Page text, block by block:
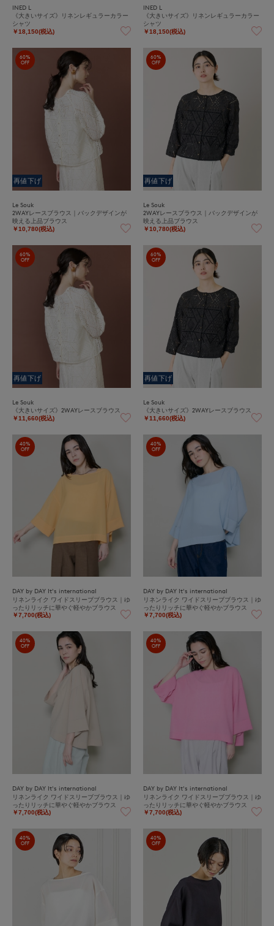
INED L
《大きいサイズ》リネンレギュラーカラー
シャツ
￥18,150(税込)
INED L
《大きいサイズ》リネンレギュラーカラー
シャツ
￥18,150(税込)
60%
OFF
再値下げ
Le Souk
2WAYレースブラウス｜バックデザインが
映える上品ブラウス
￥10,780(税込)
60%
OFF
再値下げ
Le Souk
2WAYレースブラウス｜バックデザインが
映える上品ブラウス
￥10,780(税込)
60%
OFF
再値下げ
Le Souk
《大きいサイズ》2WAYレースブラウス
￥11,660(税込)
60%
OFF
再値下げ
Le Souk
《大きいサイズ》2WAYレースブラウス
￥11,660(税込)
40%
OFF
DAY by DAY It's international
リネンライク ワイドスリーブブラウス｜ゆ
ったりリッチに華やぐ軽やかブラウス
￥7,700(税込)
40%
OFF
DAY by DAY It's international
リネンライク ワイドスリーブブラウス｜ゆ
ったりリッチに華やぐ軽やかブラウス
￥7,700(税込)
40%
OFF
DAY by DAY It's international
リネンライク ワイドスリーブブラウス｜ゆ
ったりリッチに華やぐ軽やかブラウス
￥7,700(税込)
40%
OFF
DAY by DAY It's international
リネンライク ワイドスリーブブラウス｜ゆ
ったりリッチに華やぐ軽やかブラウス
￥7,700(税込)
40%
OFF
40%
OFF